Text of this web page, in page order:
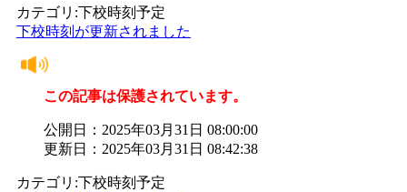
カテゴリ:下校時刻予定
下校時刻が更新されました
この記事は保護されています。
公開日：2025年03月31日 08:00:00
更新日：2025年03月31日 08:42:38
カテゴリ:下校時刻予定